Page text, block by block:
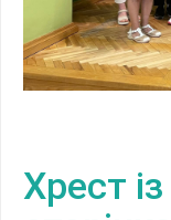
Хрест